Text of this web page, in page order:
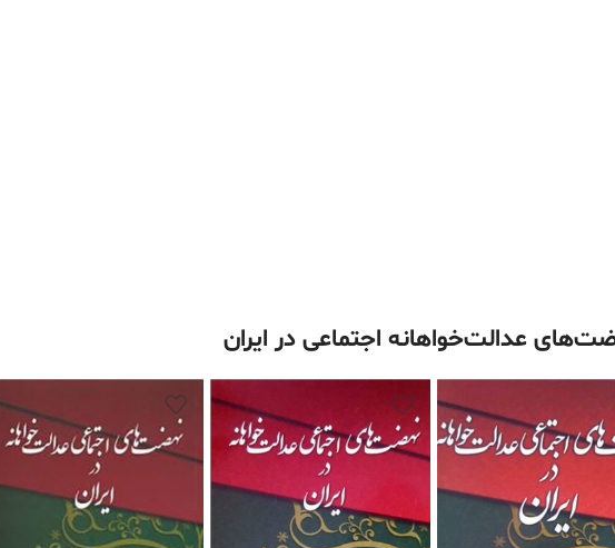
عدالت‌خواهانه اجتماعی در ایران